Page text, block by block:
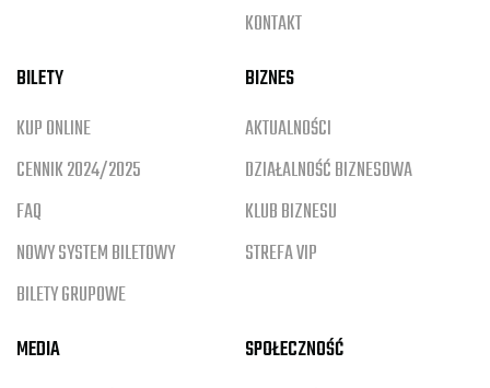
KONTAKT
BILETY
KUP ONLINE
CENNIK 2024/2025
FAQ
NOWY SYSTEM BILETOWY
BILETY GRUPOWE
BIZNES
AKTUALNOŚCI
DZIAŁALNOŚĆ BIZNESOWA
KLUB BIZNESU
STREFA VIP
MEDIA
SPOŁECZNOŚĆ